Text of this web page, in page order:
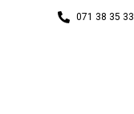
071 38 35 33